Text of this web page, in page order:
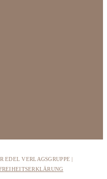
EDEL VERLAGSGRUPPE |